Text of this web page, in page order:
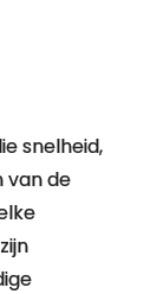
snelheid,
van de